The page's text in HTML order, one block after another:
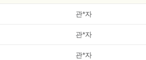
관*자
관*자
관*자